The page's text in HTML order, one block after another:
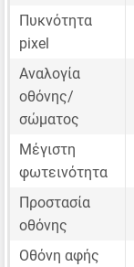
Πυκνότητα
pixel
Αναλογία
οθόνης/
σώματος
Μέγιστη
φωτεινότητα
Προστασία
οθόνης
Οθόνη αφής